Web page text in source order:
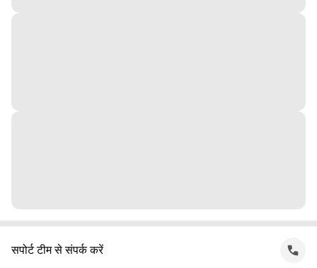
सपोर्ट टीम से संपर्क करें